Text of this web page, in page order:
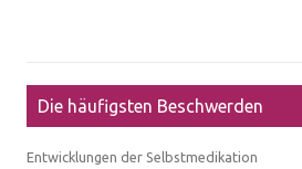
Die häufigsten Beschwerden
Entwicklungen der Selbstmedikation